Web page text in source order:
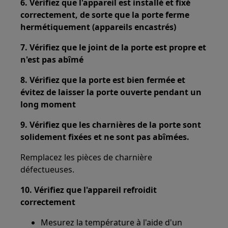
6. Vérifiez que l'appareil est installé et fixé
correctement, de sorte que la porte ferme
hermétiquement (appareils encastrés)
7. Vérifiez que le joint de la porte est propre et
n'est pas abîmé
8. Vérifiez que la porte est bien fermée et
évitez de laisser la porte ouverte pendant un
long moment
9. Vérifiez que les charnières de la porte sont
solidement fixées et ne sont pas abîmées.
Remplacez les pièces de charnière
défectueuses.
10. Vérifiez que l'appareil refroidit
correctement
Mesurez la température à l'aide d'un